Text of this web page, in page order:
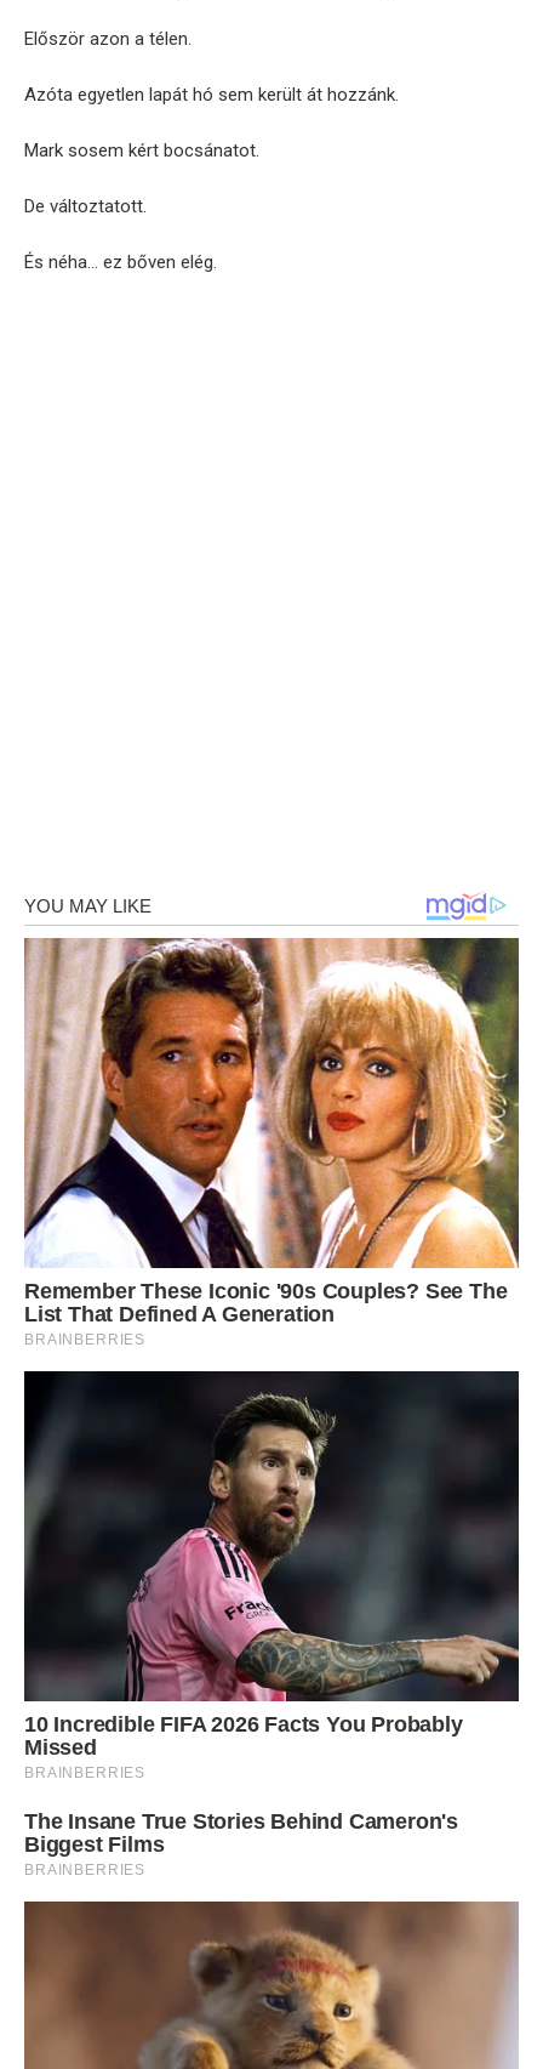
Először azon a télen.
Azóta egyetlen lapát hó sem került át hozzánk.
Mark sosem kért bocsánatot.
De változtatott.
És néha… ez bőven elég.